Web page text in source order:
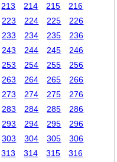
213 214 215
216
223 224 225
226
233 234 235
236
243 244 245
246
253 254 255
256
263 264 265
266
273 274 275
276
283 284 285
286
293 294 295
296
303 304 305
306
313 314 315
316